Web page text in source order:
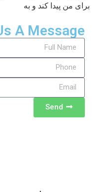
برای من پیدا کند و به
A Message
Send